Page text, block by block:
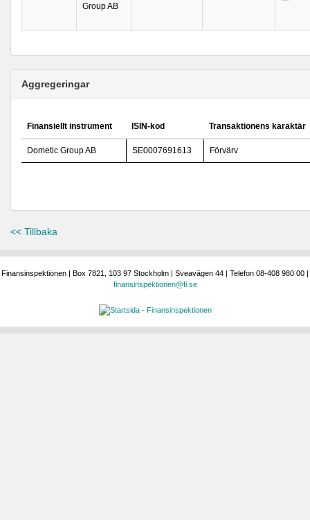
Group AB
Aggregeringar
Finansiellt instrument ISIN-kod Transaktionens karaktär
Dometic Group AB SE0007691613 Förvärv
<< Tillbaka
Finansinspektionen | Box 7821, 103 97 Stockholm | Sveavägen 44 | Telefon 08-408 980 00 |
finansinspektionen@fi.se